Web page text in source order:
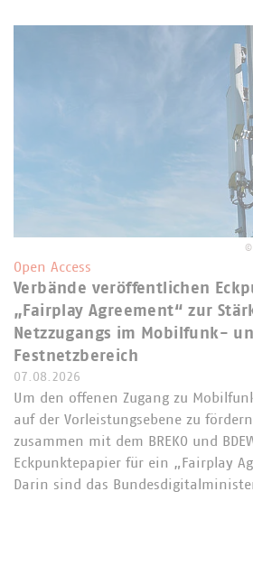
©
Open Access
Verbände veröffentlichen
„Fairplay Agreement“ zur
Netzzugangs im Mobilfunk-
Festnetzbereich
07.08.2026
Um den offenen Zugang zu
auf der Vorleistungsebene zu
zusammen mit dem BREKO und
Eckpunktepapier für ein „Fairplay
Darin sind das